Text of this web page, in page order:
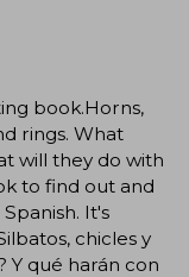
book.Horns,
rings. What
will they do with
to find out and
It's
chicles y
Y qué harán con